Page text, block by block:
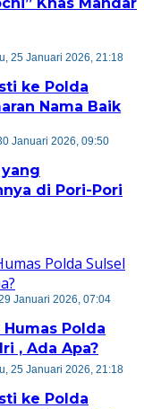
25 Januari 2026, 21:18
ke Polda
Nama Baik
Januari 2026, 09:50
di Pori-Pori
Januari 2026, 07:04
Polda
, Ada Apa?
25 Januari 2026, 21:18
ke Polda